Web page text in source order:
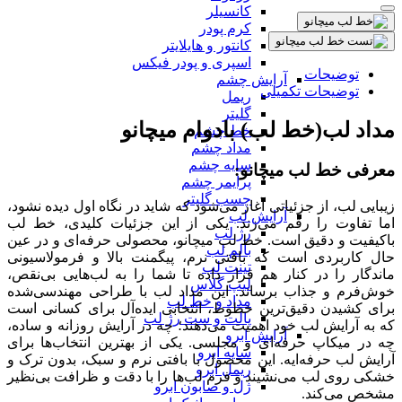
کانسیلر
کرم پودر
کانتور و هایلایتر
اسپری و پودر فیکس
آرایش چشم
ریمل
گلیتر
خط چشم
مداد چشم
سایه چشم
پرایمر چشم
چسب گلیتر
آرایش لب
رژ لب
بالم لب
تینت لب
لیپ گلاس
مداد و خط لب
پالت و ست رژ لب
آرایش ابرو
سایه ابرو
ریمل ابرو
ژل و صابون ابرو
توضیحات
توضیحات تکمیلی
مداد لب(خط لب) بادوام میچانو
معرفی خط لب میچانو:
زیبایی لب، از جزئیاتی آغاز می‌شود که شاید در نگاه اول دیده نشود،
اما تفاوت را رقم می‌زند. یکی از این جزئیات کلیدی، خط لب
باکیفیت و دقیق است. خط لب میچانو، محصولی حرفه‌ای و در عین
حال کاربردی است که بافتی نرم، پیگمنت بالا و فرمولاسیونی
ماندگار را در کنار هم قرار داده تا شما را به لب‌هایی بی‌نقص،
خوش‌فرم و جذاب برساند. این مداد لب با طراحی مهندسی‌شده
برای کشیدن دقیق‌ترین خطوط، انتخابی ایده‌آل برای کسانی است
که به آرایش لب خود اهمیت می‌دهند؛ چه در آرایش روزانه و ساده،
چه در میکاپ حرفه‌ای و مجلسی. یکی از بهترین انتخاب‌ها برای
آرایش لب حرفه‌ایه. این محصول با بافتی نرم و سبک، بدون ترک و
خشکی روی لب می‌نشیند و فرم لب‌ها را با دقت و ظرافت بی‌نظیر
مشخص می‌کند.